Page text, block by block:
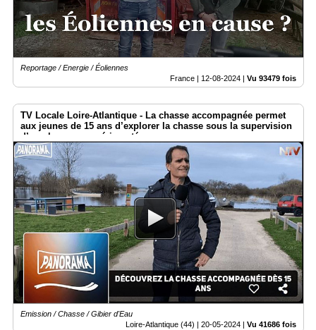
Reportage / Energie / Éoliennes
France | 12-08-2024 | Vu 93479 fois
TV Locale Loire-Atlantique - La chasse accompagnée permet
aux jeunes de 15 ans d’explorer la chasse sous la supervision
d’un chasseur expérimenté
Emission / Chasse / Gibier d'Eau
Loire-Atlantique (44) | 20-05-2024 | Vu 41686 fois